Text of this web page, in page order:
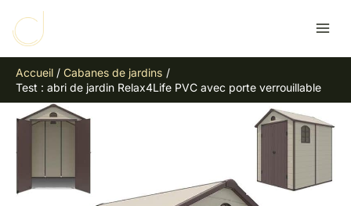
contenu
Accueil
Cabanes de jardins
Test : abri de jardin Relax4Life PVC avec porte verrouillable
e
h
r